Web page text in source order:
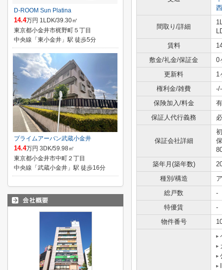
間取り/詳細
賃料
敷金/礼金/保証金
0
更新料
1
権利金/雑費
-/-
保険加入/料金
保証人代行義務
保証会社詳細
築年月(築年数)
種別/構造
総戸数
-
特優賃
-
物件番号
D-ROOM Sun Platina
14.4万円 1LDK/39.30㎡
東京都小金井市梶野町５丁目
中央線「東小金井」駅 徒歩5分
プライムアーバン武蔵小金井
14.4万円 3DK/59.98㎡
東京都小金井市中町２丁目
中央線「武蔵小金井」駅 徒歩16分